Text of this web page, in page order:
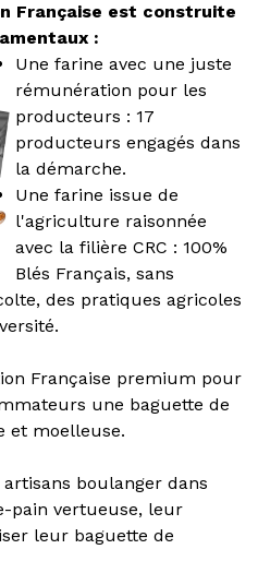
Française est construite
:
Une farine avec une juste
rémunération pour les
producteurs : 17
producteurs engagés dans
la démarche.
Une farine issue de
l'agriculture raisonnée
avec la filière CRC : 100%
Blés Français, sans
des pratiques agricoles
Française premium pour
une baguette de
et moelleuse.
boulanger dans
pain vertueuse, leur
leur baguette de